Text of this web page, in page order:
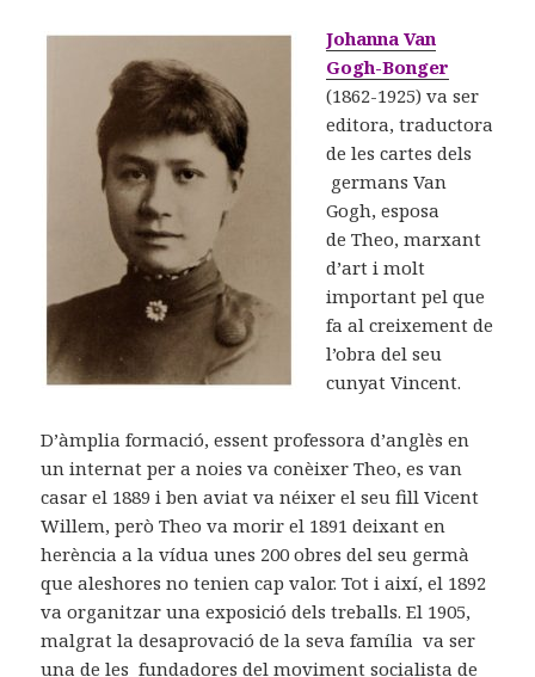
Johanna Van
Gogh-Bonger
(1862-1925) va ser
editora, traductora
de les cartes dels
germans Van
Gogh, esposa
de Theo, marxant
d’art i molt
important pel que
fa al creixement de
l’obra del seu
cunyat Vincent.
D’àmplia formació, essent professora d’anglès en
un internat per a noies va conèixer Theo, es van
casar el 1889 i ben aviat va néixer el seu fill Vicent
Willem, però Theo va morir el 1891 deixant en
herència a la vídua unes 200 obres del seu germà
que aleshores no tenien cap valor. Tot i així, el 1892
va organitzar una exposició dels treballs. El 1905,
malgrat la desaprovació de la seva família va ser
una de les fundadores del moviment socialista de